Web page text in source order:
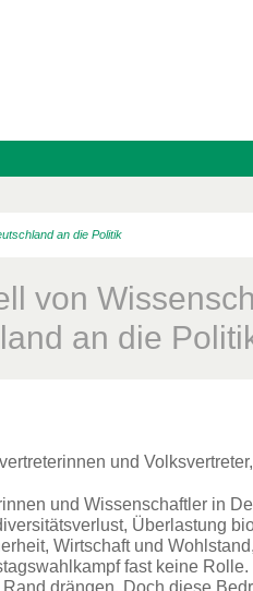
an die Politik
von
an die
und Volksvertreter,
und Wissenschaftler in
Überlastung
Wirtschaft und
fast keine